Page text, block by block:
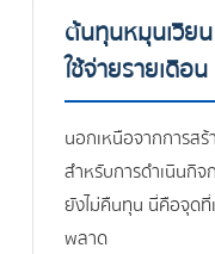
ต้นทุนหมุนเวีย
ใช้จ่ายรายเดือน
นอกเหนือจากการส
สำหรับการดำเนินกิจ
ยังไม่คืนทุน นี่คือจุดที่
พลาด